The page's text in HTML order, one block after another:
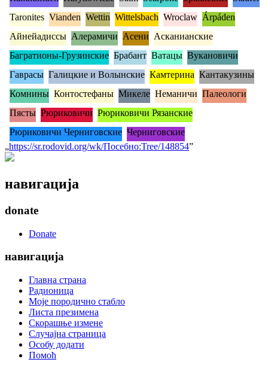
Taronites Vianden Wettin Wittelsbach Wroclaw Árpáden
Айнейадиссы Алерамичи Асени Асканианские
Багратионы-Грузинские Брабант Ватацы Вукановичи
Гаврасы Галицкие и Волынские Камтерина Кантакузины
Комнины Контостефаны Микеле Неманичи Палеологи
Пясты Рюриковичи Рюриковичи Рязанские
Рюриковичи Черниговские Черниговские
„https://sr.rodovid.org/wk/Посебно:Tree/148854”
навигација
donate
Donate
навигација
Главна страна
Радионица
Моје породично стабло
Листа презимена
Скорашње измене
Случајна страница
Особу додати
Помоћ